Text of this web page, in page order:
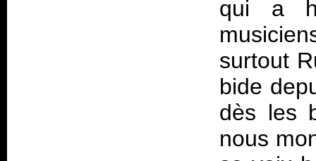
qui a
surtout
bide
dès les
nous